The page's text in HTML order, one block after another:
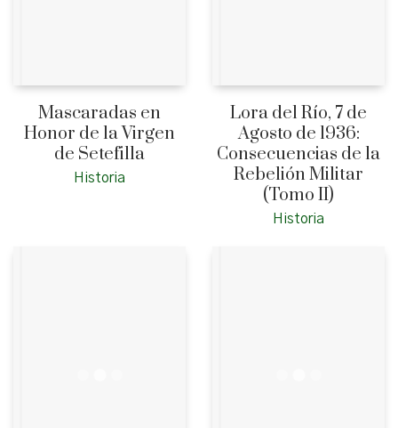
Mascaradas en
Honor de la Virgen
de Setefilla
Historia
Lora del Río, 7 de
Agosto de 1936:
Consecuencias de la
Rebelión Militar
(Tomo II)
Historia